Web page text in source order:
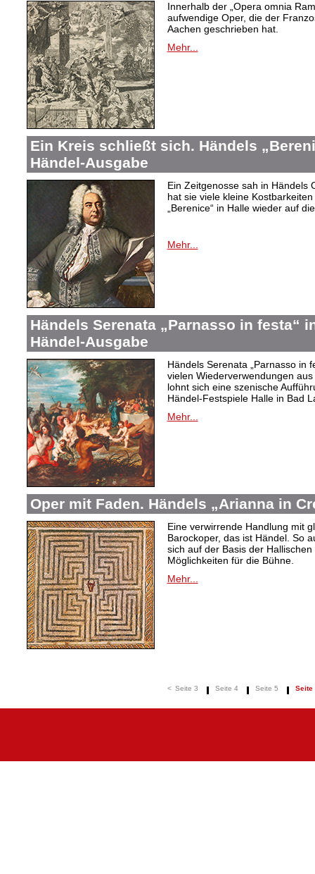
Innerhalb der „Opera omnia
aufwendige Oper, die der
Aachen geschrieben hat.
Mehr...
Ein Kreis schließt sich. Händels
Händel-Ausgabe
Ein Zeitgenosse sah in Händels
hat sie viele kleine
„Berenice“ in Halle wieder auf
Mehr...
Händels Serenata „Parnasso in festa“
Händel-Ausgabe
Händels Serenata „Parnasso in
vielen Wiederverwendungen
lohnt sich eine szenische
Händel-Festspiele Halle in Bad
Mehr...
Oper mit Faden. Händels „Arianna in
Eine verwirrende Handlung mit
Barockoper, das ist Händel. So
sich auf der Basis der
Möglichkeiten für die Bühne.
Mehr...
< Seite 3 Seite 4 Seite 5 Seite